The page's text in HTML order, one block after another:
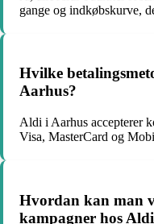
gange og indkøbskurve,
Hvilke
Aarhus?
Aldi i Aarhus accepterer
Visa, MasterCard og
Hvordan kan man
kampagner hos